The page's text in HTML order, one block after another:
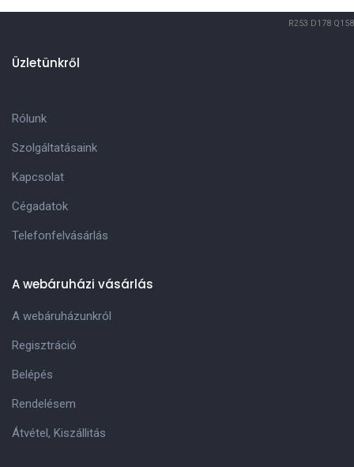
R253 D178 Q158
Üzletünkről
Rólunk
Szolgáltatásaink
Kapcsolat
Cégadatok
Telefonfelvásárlás
A webáruházi vásárlás
A webáruházunkról
Regisztráció
Belépés
Rendelésem
Átvétel, Kiszállitás